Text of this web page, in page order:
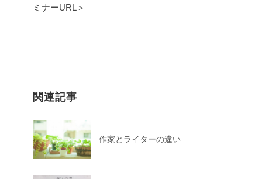
ミナーURL＞
関連記事
作家とライターの違い